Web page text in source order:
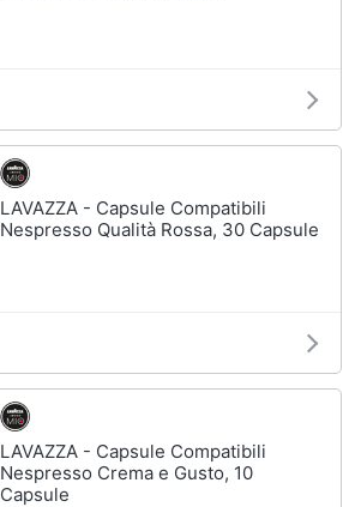
LAVAZZA - Capsule Compatibili
Nespresso Qualità Rossa, 30 Capsule
LAVAZZA - Capsule Compatibili
Nespresso Crema e Gusto, 10
Capsule